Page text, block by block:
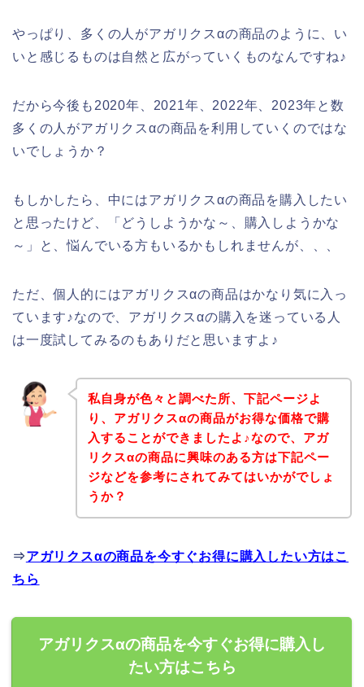
やっぱり、多くの人がアガリクスαの商品のように、い
いと感じるものは自然と広がっていくものなんですね♪
だから今後も2020年、2021年、2022年、2023年と数
多くの人がアガリクスαの商品を利用していくのではな
いでしょうか？
もしかしたら、中にはアガリクスαの商品を購入したい
と思ったけど、「どうしようかな～、購入しようかな
～」と、悩んでいる方もいるかもしれませんが、、、
ただ、個人的にはアガリクスαの商品はかなり気に入っ
ています♪なので、アガリクスαの購入を迷っている人
は一度試してみるのもありだと思いますよ♪
私自身が色々と調べた所、下記ページよ
り、アガリクスαの商品がお得な価格で購
入することができましたよ♪なので、アガ
リクスαの商品に興味のある方は下記ペー
ジなどを参考にされてみてはいかがでしょ
うか？
⇒アガリクスαの商品を今すぐお得に購入したい方はこ
ちら
アガリクスαの商品を今すぐお得に購入し
たい方はこちら